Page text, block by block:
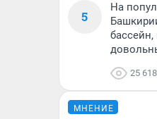
5
На
бассейн,
25 618
МНЕНИЕ